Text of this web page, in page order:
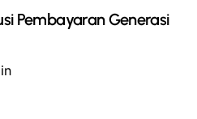
Pembayaran Generasi